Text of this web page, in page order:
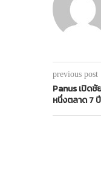
previous post
Panus เปิด
หนึ่งตลาด 7